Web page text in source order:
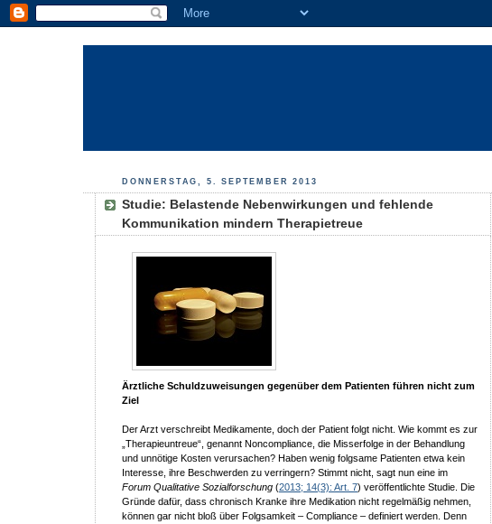
DONNERSTAG, 5. SEPTEMBER 2013
Studie: Belastende Nebenwirkungen und fehlende
Kommunikation mindern Therapietreue
Ärztliche Schuldzuweisungen gegenüber dem Patienten führen nicht zum
Ziel
Der Arzt verschreibt Medikamente, doch der Patient folgt nicht. Wie kommt es zur
„Therapieuntreue“, genannt Noncompliance, die Misserfolge in der Behandlung
und unnötige Kosten verursachen? Haben wenig folgsame Patienten etwa kein
Interesse, ihre Beschwerden zu verringern? Stimmt nicht, sagt nun eine im
Forum Qualitative Sozialforschung (2013; 14(3): Art. 7) veröffentlichte Studie. Die
Gründe dafür, dass chronisch Kranke ihre Medikation nicht regelmäßig nehmen,
können gar nicht bloß über Folgsamkeit – Compliance – definiert werden. Denn